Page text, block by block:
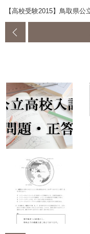
【高校受験2015】鳥取県